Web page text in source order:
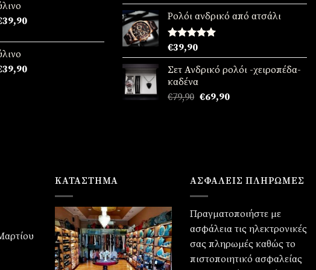
€39,90.
39,90Η
τιμή
€39,90.
39,90Η
με5.00
από 5
Ρολόι ανδρικό από ατσάλι
Βαθμολογήθηκε
με5.00
από 5
€39,90
Σετ Ανδρικό ρολόι -χειροπέδα-
καδένα
€79,90 Original
€69,90Η
ΚΑΤΆΣΤΗΜΑ ΑΣΦΑΛΕΙΣ ΠΛΗΡΩΜΕΣ
Πραγματοποιήστε με
ασφάλεια τις ηλεκτρονικές
σας πληρωμές καθώς το
πιστοποιητικό ασφαλείας